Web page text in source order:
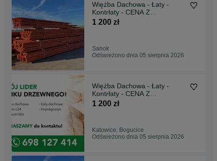
Więźba Dachowa - Łaty -
Kontrłaty - CENA Z
TRANSPORTEM HDS
1 200 zł
Sanok
Odświeżono dnia 05 sierpnia 2026
Więźba Dachowa - Łaty -
Kontrłaty - CENA Z
TRANSPORTEM HDS
1 200 zł
Katowice, Bogucice
Odświeżono dnia 05 sierpnia 2026